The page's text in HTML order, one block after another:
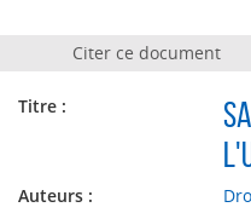
Citer ce document
Titre :
Auteurs :